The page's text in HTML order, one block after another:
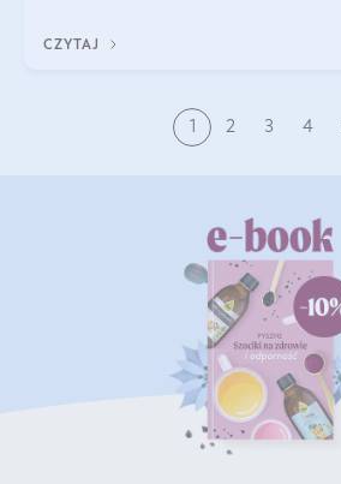
CZYTAJ
1 2 3 4